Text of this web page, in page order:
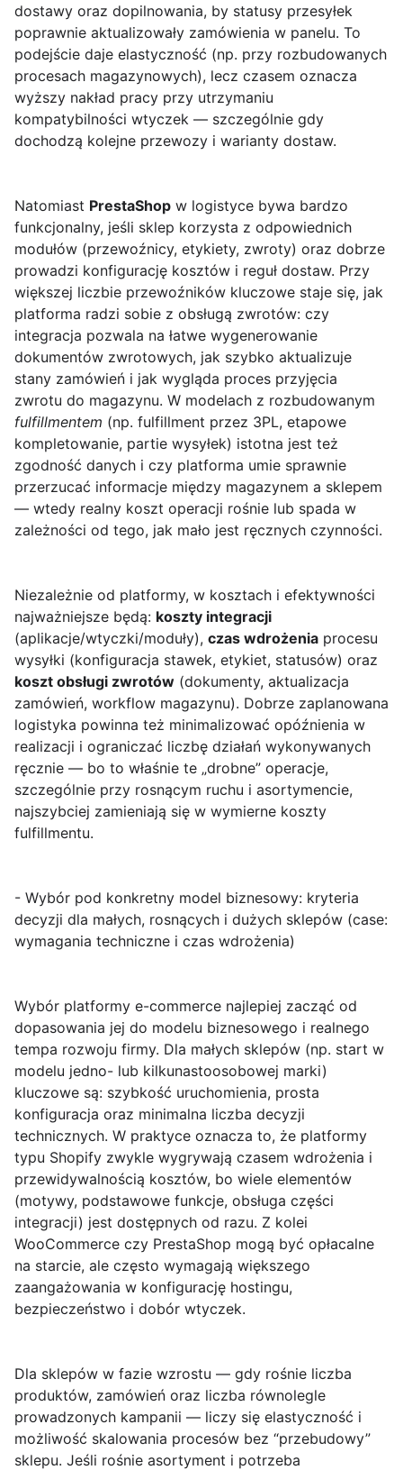
dostawy oraz dopilnowania, by statusy przesyłek
poprawnie aktualizowały zamówienia w panelu. To
podejście daje elastyczność (np. przy rozbudowanych
procesach magazynowych), lecz czasem oznacza
wyższy nakład pracy przy utrzymaniu
kompatybilności wtyczek — szczególnie gdy
dochodzą kolejne przewozy i warianty dostaw.
Natomiast PrestaShop w logistyce bywa bardzo
funkcjonalny, jeśli sklep korzysta z odpowiednich
modułów (przewoźnicy, etykiety, zwroty) oraz dobrze
prowadzi konfigurację kosztów i reguł dostaw. Przy
większej liczbie przewoźników kluczowe staje się, jak
platforma radzi sobie z obsługą zwrotów: czy
integracja pozwala na łatwe wygenerowanie
dokumentów zwrotowych, jak szybko aktualizuje
stany zamówień i jak wygląda proces przyjęcia
zwrotu do magazynu. W modelach z rozbudowanym
fulfillmentem (np. fulfillment przez 3PL, etapowe
kompletowanie, partie wysyłek) istotna jest też
zgodność danych i czy platforma umie sprawnie
przerzucać informacje między magazynem a sklepem
— wtedy realny koszt operacji rośnie lub spada w
zależności od tego, jak mało jest ręcznych czynności.
Niezależnie od platformy, w kosztach i efektywności
najważniejsze będą: koszty integracji
(aplikacje/wtyczki/moduły), czas wdrożenia procesu
wysyłki (konfiguracja stawek, etykiet, statusów) oraz
koszt obsługi zwrotów (dokumenty, aktualizacja
zamówień, workflow magazynu). Dobrze zaplanowana
logistyka powinna też minimalizować opóźnienia w
realizacji i ograniczać liczbę działań wykonywanych
ręcznie — bo to właśnie te „drobne” operacje,
szczególnie przy rosnącym ruchu i asortymencie,
najszybciej zamieniają się w wymierne koszty
fulfillmentu.
- Wybór pod konkretny model biznesowy: kryteria
decyzji dla małych, rosnących i dużych sklepów (case:
wymagania techniczne i czas wdrożenia)
Wybór platformy e-commerce najlepiej zacząć od
dopasowania jej do modelu biznesowego i realnego
tempa rozwoju firmy. Dla małych sklepów (np. start w
modelu jedno- lub kilkunastoosobowej marki)
kluczowe są: szybkość uruchomienia, prosta
konfiguracja oraz minimalna liczba decyzji
technicznych. W praktyce oznacza to, że platformy
typu Shopify zwykle wygrywają czasem wdrożenia i
przewidywalnością kosztów, bo wiele elementów
(motywy, podstawowe funkcje, obsługa części
integracji) jest dostępnych od razu. Z kolei
WooCommerce czy PrestaShop mogą być opłacalne
na starcie, ale często wymagają większego
zaangażowania w konfigurację hostingu,
bezpieczeństwo i dobór wtyczek.
Dla sklepów w fazie wzrostu — gdy rośnie liczba
produktów, zamówień oraz liczba równolegle
prowadzonych kampanii — liczy się elastyczność i
możliwość skalowania procesów bez “przebudowy”
sklepu. Jeśli rośnie asortyment i potrzeba